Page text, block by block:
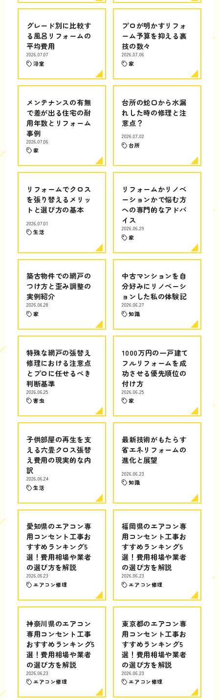
グレード別に比較す
る風呂リフォームの
平均費用
2026.07.07
浴室
プロが明かすリフォ
ーム予算を抑える裏
技の数々
2026.07.06
家
メンテナンスの有無
で差が出る住宅の耐
用年数とリフォーム
事例
2026.07.06
家
台所の蛇口から水漏
れした時の修理と注
意点？
2026.07.02
台所
リフォームでクロス
を張り替えるメリッ
トと選び方の基本
2026.07.01
生活
リフォームかリノベ
ーションかで悩む方
への専門的なアドバ
イス
2026.06.29
家
築古物件での網戸の
つけ方と歪み調整の
実例紹介
2026.06.28
家
中古マンションを自
分好みにリノベーシ
ョンした私の体験記
2026.06.27
知識
特殊な網戸の張替え
修理における注意点
とプロに任せるべき
判断基準
2026.06.25
害虫
1000万円の一戸建て
フルリフォームを成
功させる優先順位の
付け方
2026.06.25
家
子供部屋の再生を支
える六畳クロス張替
え費用の現実的な内
訳
2026.06.24
生活
最新技術がもたらす
省エネリフォームの
進化と展望
2026.06.23
知識
愛知県のエアコン専
用コンセント工事お
すすめランキング5
選！費用相場や業者
の選び方を解説
2026.06.23
エアコン修理
福岡県のエアコン専
用コンセント工事お
すすめランキング5
選！費用相場や業者
の選び方を解説
2026.06.23
エアコン修理
神奈川県のエアコン
専用コンセント工事
おすすめランキング5
選！費用相場や業者
の選び方を解説
2026.06.23
エアコン修理
東京都のエアコン専
用コンセント工事お
すすめランキング5
選！費用相場や業者
の選び方を解説
2026.06.23
エアコン修理